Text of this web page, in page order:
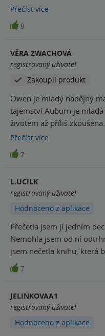
čtení , tohle si musí prožít
Přečíst více
8
VĚRA ZWACHOVÁ
registrovaný uživatel
Zakoupil produkt
Owen je mladý nadějný
tajemství Auburn je
životem až příliš
dohromady osud, ale
vyjde na povrch hned
přiznání naopak zůstanou
velmi čtivá a plná emocí.
což je prima nápad.
nich. a teď si přiznejme -
lísteček s přiznáním. Je
Humorné? Nebo třeba
Přečíst více
7
L.UCILK
registrovaný uživatel
Hodnoceno z aplikace
Přečetla jsem jí jedním
Nemohla jsem od ní
jsem nečetla knihu, která
7
JELINKOVAA1
registrovaný uživatel
Hodnoceno z aplikace